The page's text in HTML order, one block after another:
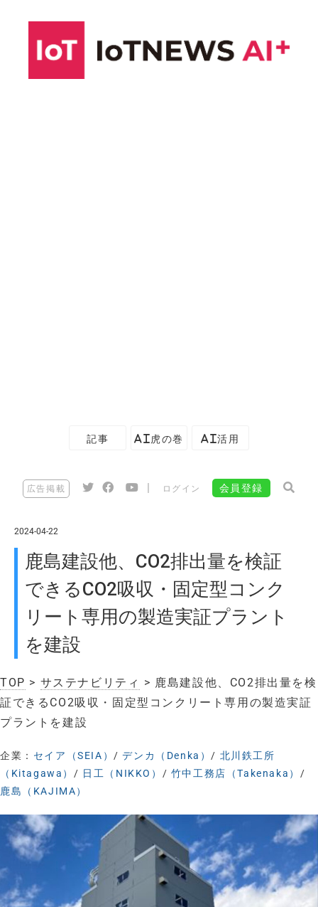
記事 AI虎の巻 AI活用
広告掲載 ログイン 会員登録
2024-04-22
鹿島建設他、CO2排出量を検証
できるCO2吸収・固定型コンク
リート専用の製造実証プラント
を建設
TOP > サステナビリティ > 鹿島建設他、CO2排出量を検
証できるCO2吸収・固定型コンクリート専用の製造実証
プラントを建設
企業： セイア（SEIA）/デンカ（Denka）/ 北川鉄工所
（Kitagawa） / ⽇⼯（NIKKO） / 竹中工務店（Takenaka） /
鹿島（KAJIMA）